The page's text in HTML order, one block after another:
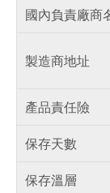
國內負責廠商
製造商地址
產品責任險
保存天數
保存溫層